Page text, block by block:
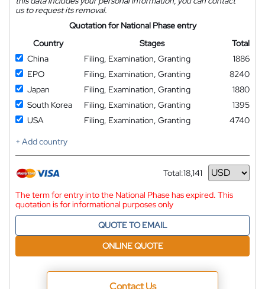
us to request its removal.
Quotation for National Phase entry
Country
Stages
Total
China
Filing, Examination, Granting
1886
EPO
Filing, Examination, Granting
8240
Japan
Filing, Examination, Granting
1880
South Korea
Filing, Examination, Granting
1395
USA
Filing, Examination, Granting
4740
+ Add country
Total:18,141
Currency
The term for entry into the National Phase has expired. This
quotation is for informational purposes only
QUOTE TO EMAIL
ONLINE QUOTE
Contact Us